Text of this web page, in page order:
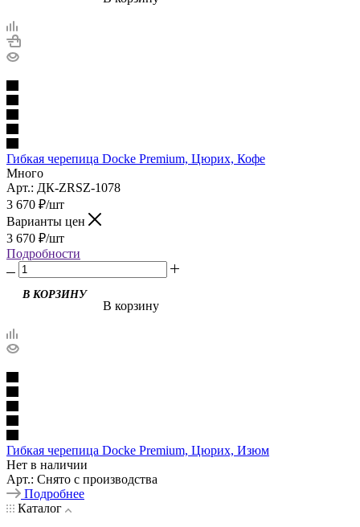
Гибкая черепица Docke Premium, Цюрих, Кофе
Много
Арт.: ДК-ZRSZ-1078
3 670 ₽/шт
Варианты цен
3 670 ₽/шт
Подробности
В корзину
Гибкая черепица Docke Premium, Цюрих, Изюм
Нет в наличии
Арт.: Снято с производства
Подробнее
Каталог